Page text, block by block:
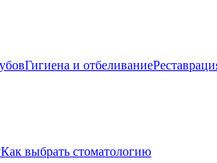
Гигиена и отбеливание
Как выбрать стоматологию